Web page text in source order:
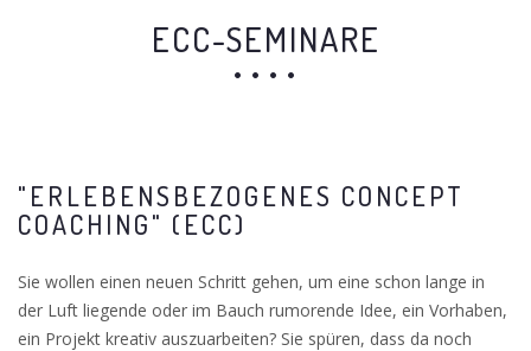
ECC-SEMINARE
"ERLEBENSBEZOGENES CONCEPT
COACHING" (ECC)
Sie wollen einen neuen Schritt gehen, um eine schon lange in
der Luft liegende oder im Bauch rumorende Idee, ein Vorhaben,
ein Projekt kreativ auszuarbeiten? Sie spüren, dass da noch